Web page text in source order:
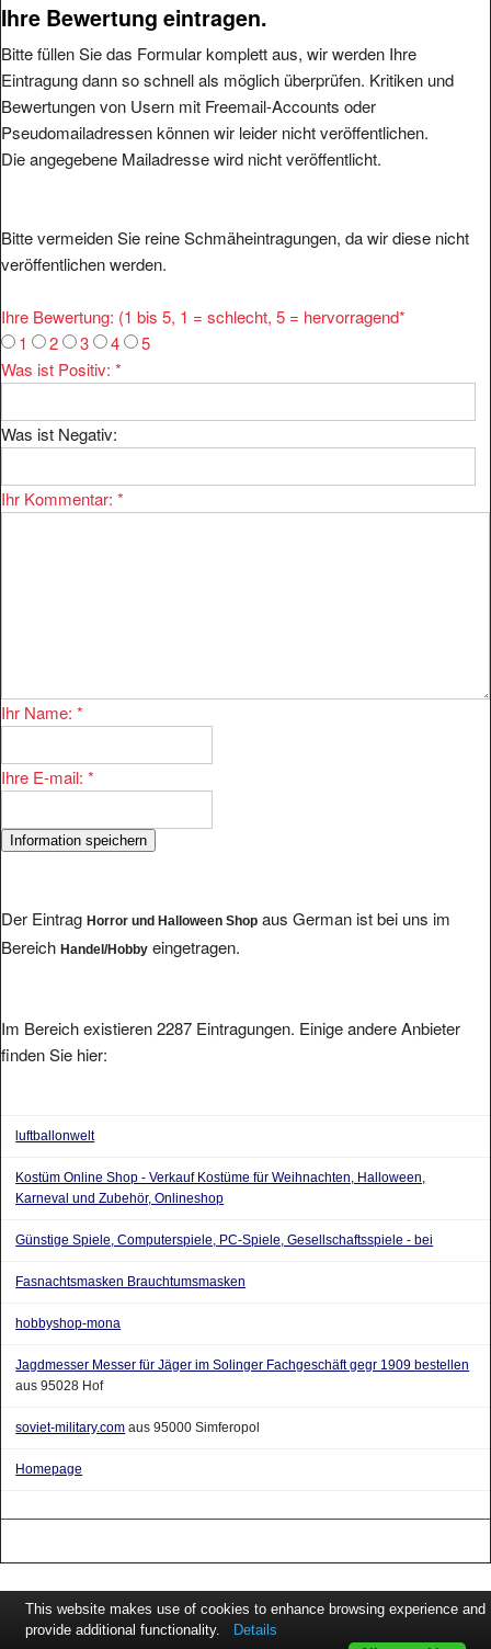
Ihre Bewertung eintragen.
Bitte füllen Sie das Formular komplett aus, wir werden Ihre
Eintragung dann so schnell als möglich überprüfen. Kritiken und
Bewertungen von Usern mit Freemail-Accounts oder
Pseudomailadressen können wir leider nicht veröffentlichen.
Die angegebene Mailadresse wird nicht veröffentlicht.
Bitte vermeiden Sie reine Schmäheintragungen, da wir diese nicht
veröffentlichen werden.
Ihre Bewertung: (1 bis 5, 1 = schlecht, 5 = hervorragend*
1
2 3 4
5
Was ist Positiv: *
Was ist Negativ:
Ihr Kommentar: *
Ihr Name: *
Ihre E-mail: *
Der Eintrag Horror und Halloween Shop aus German ist bei uns im
Bereich Handel/Hobby eingetragen.
Im Bereich existieren 2287 Eintragungen. Einige andere Anbieter
finden Sie hier:
luftballonwelt
Kostüm Online Shop - Verkauf Kostüme für Weihnachten, Halloween,
Karneval und Zubehör, Onlineshop
Günstige Spiele, Computerspiele, PC-Spiele, Gesellschaftsspiele - bei
Fasnachtsmasken Brauchtumsmasken
hobbyshop-mona
Jagdmesser Messer für Jäger im Solinger Fachgeschäft gegr 1909 bestellen
aus 95028 Hof
soviet-military.com aus 95000 Simferopol
Homepage
This website makes use of cookies to enhance browsing experience and
provide additional functionality.
Details